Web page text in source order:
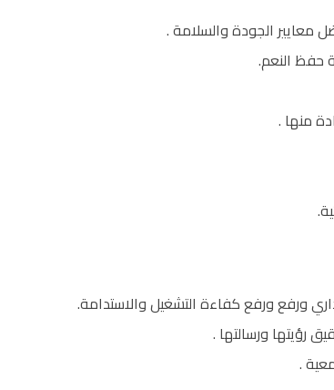
معايير الجودة والسلامة .
حفظ النعم.
منها .
ورفع ورفع كفاءة التشغيل والاستدامة.
رؤيتها ورسالتها .
.